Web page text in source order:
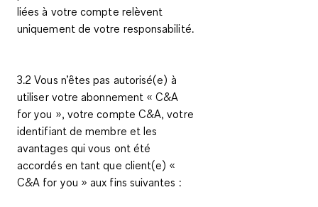
liées à votre compte relèvent
uniquement de votre responsabilité.
3.2 Vous n’êtes pas autorisé(e) à
utiliser votre abonnement « C&A
for you », votre compte C&A, votre
identifiant de membre et les
avantages qui vous ont été
accordés en tant que client(e) «
C&A for you » aux fins suivantes :